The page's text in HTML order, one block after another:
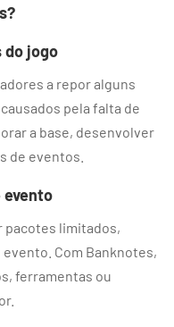
do jogo
a repor alguns
pela falta de
a base, desenvolver
de eventos.
evento
pacotes limitados,
Com Banknotes,
ferramentas ou